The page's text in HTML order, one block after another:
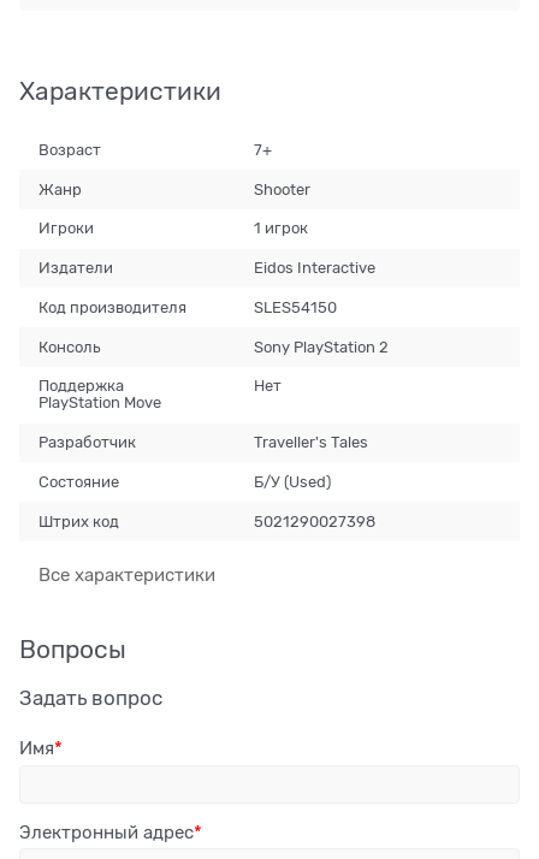
Характеристики
Возраст 7+
Жанр Shooter
Игроки 1 игрок
Издатели Eidos Interactive
Код производителя SLES54150
Консоль Sony PlayStation 2
Поддержка
PlayStation Move
Нет
Разработчик Traveller's Tales
Состояние Б/У (Used)
Штрих код 5021290027398
Все характеристики
Вопросы
Задать вопрос
Имя
Электронный адрес